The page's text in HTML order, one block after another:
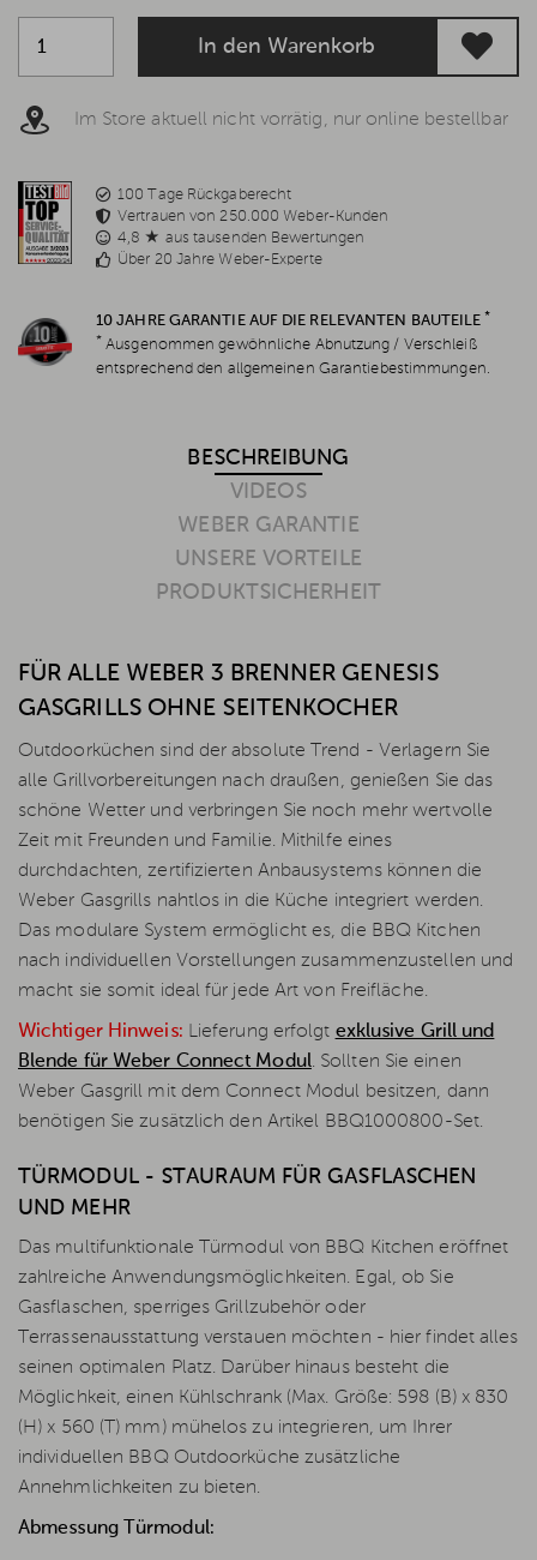
In den Warenkorb
Im Store aktuell nicht vorrätig, nur online bestellbar
100 Tage Rückgaberecht
Vertrauen von 250.000 Weber-Kunden
4,8 ★ aus tausenden Bewertungen
Über 20 Jahre Weber-Experte
10 JAHRE GARANTIE AUF DIE RELEVANTEN BAUTEILE *
* Ausgenommen gewöhnliche Abnutzung / Verschleiß
entsprechend den allgemeinen Garantiebestimmungen.
BESCHREIBUNG
VIDEOS
WEBER GARANTIE
UNSERE VORTEILE
PRODUKTSICHERHEIT
FÜR ALLE WEBER 3 BRENNER GENESIS
GASGRILLS OHNE SEITENKOCHER
Outdoorküchen sind der absolute Trend - Verlagern Sie
alle Grillvorbereitungen nach draußen, genießen Sie das
schöne Wetter und verbringen Sie noch mehr wertvolle
Zeit mit Freunden und Familie. Mithilfe eines
durchdachten, zertifizierten Anbausystems können die
Weber Gasgrills nahtlos in die Küche integriert werden.
Das modulare System ermöglicht es, die BBQ Kitchen
nach individuellen Vorstellungen zusammenzustellen und
macht sie somit ideal für jede Art von Freifläche.
Wichtiger Hinweis: Lieferung erfolgt exklusive Grill und
Blende für Weber Connect Modul. Sollten Sie einen
Weber Gasgrill mit dem Connect Modul besitzen, dann
benötigen Sie zusätzlich den Artikel BBQ1000800-Set.
TÜRMODUL - STAURAUM FÜR GASFLASCHEN
UND MEHR
Das multifunktionale Türmodul von BBQ Kitchen eröffnet
zahlreiche Anwendungsmöglichkeiten. Egal, ob Sie
Gasflaschen, sperriges Grillzubehör oder
Terrassenausstattung verstauen möchten - hier findet alles
seinen optimalen Platz. Darüber hinaus besteht die
Möglichkeit, einen Kühlschrank (Max. Größe: 598 (B) x 830
(H) x 560 (T) mm) mühelos zu integrieren, um Ihrer
individuellen BBQ Outdoorküche zusätzliche
Annehmlichkeiten zu bieten.
Abmessung Türmodul: